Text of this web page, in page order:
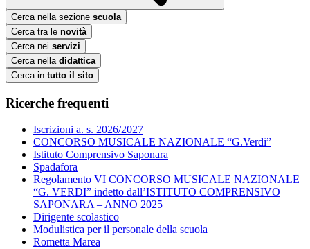
Cerca nella sezione scuola
Cerca tra le novità
Cerca nei servizi
Cerca nella didattica
Cerca in tutto il sito
Ricerche frequenti
Iscrizioni a. s. 2026/2027
CONCORSO MUSICALE NAZIONALE “G.Verdi”
Istituto Comprensivo Saponara
Spadafora
Regolamento VI CONCORSO MUSICALE NAZIONALE
“G. VERDI” indetto dall’ISTITUTO COMPRENSIVO
SAPONARA – ANNO 2025
Dirigente scolastico
Modulistica per il personale della scuola
Rometta Marea